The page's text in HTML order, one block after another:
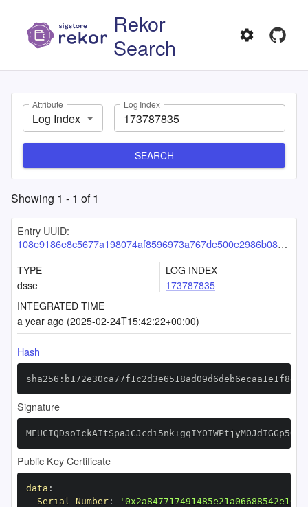
Rekor
Search
Attribute
Log Index
Log Index
SEARCH
Showing 1 - 1 of1
Entry UUID:
108e9186e8c5677a198074af8596973a767de500e2986b080117b85bc9f57dc7ff32f4509182ae16
TYPE
dsse
LOG INDEX
173787835
INTEGRATED TIME
a year ago (2025-02-24T15:42:22+00:00)
Hash
Signature
Public Key Certificate
data :
Serial Number: